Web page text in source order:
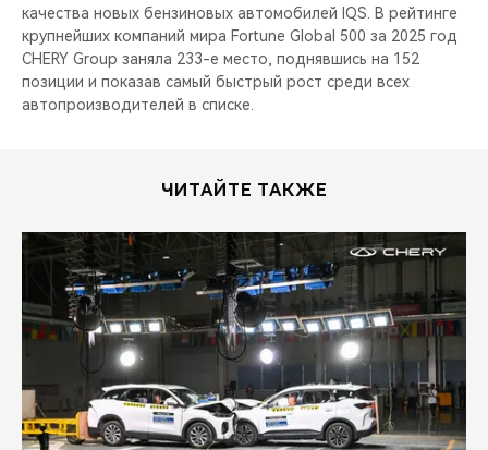
качества новых бензиновых автомобилей IQS. В рейтинге
крупнейших компаний мира Fortune Global 500 за 2025 год
CHERY Group заняла 233-е место, поднявшись на 152
позиции и показав самый быстрый рост среди всех
автопроизводителей в списке.
ЧИТАЙТЕ ТАКЖЕ